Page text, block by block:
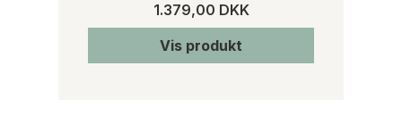
1.379,00 DKK
Vis produkt